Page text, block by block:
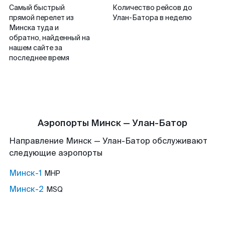
Самый быстрый
прямой перелет из
Минска туда и
обратно, найденный на
нашем сайте за
последнее время
Количество рейсов до
Улан-Батора в неделю
Аэропорты Минск — Улан-Батор
Направление Минск — Улан-Батор обслуживают
следующие аэропорты
Минск-1 MHP
Минск-2 MSQ